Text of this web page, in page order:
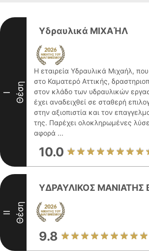
I Θέση
Υδραυλικά ΜΙΧΑΉΛ
Η εταιρεία Υδραυλικά Μιχαήλ, που
στο Καματερό Αττικής,
στον κλάδο των υδραυλικών
έχει αναδειχθεί σε σταθερή
στην αξιοπιστία και τον
της. Παρέχει ολοκληρωμένες
αφορά ...
10.0
II Θέση
ΥΔΡΑΥΛΙΚΟΣ ΜΑΝΙΑΤΗΣ
9.8